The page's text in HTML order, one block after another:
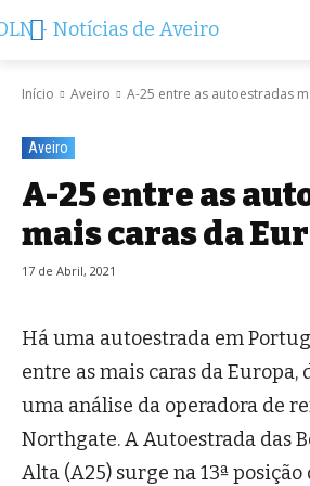
Início Aveiro A-25 entre as autoestradas
Aveiro
A-25 entre as
mais caras da
17 de Abril, 2021
Há uma autoestrada em
entre as mais caras da Europa,
uma análise da operadora de
Northgate. A Autoestrada das
Alta (A25) surge na 13ª